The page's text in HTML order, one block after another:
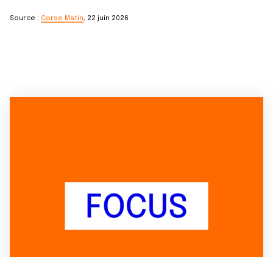
Source : Corse Matin, 22 juin 2026